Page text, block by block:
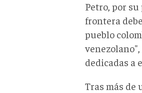
Petro, por
frontera
pueblo
dedicadas a
Tras más de